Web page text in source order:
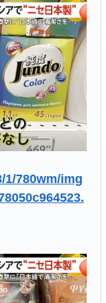
780wm/img